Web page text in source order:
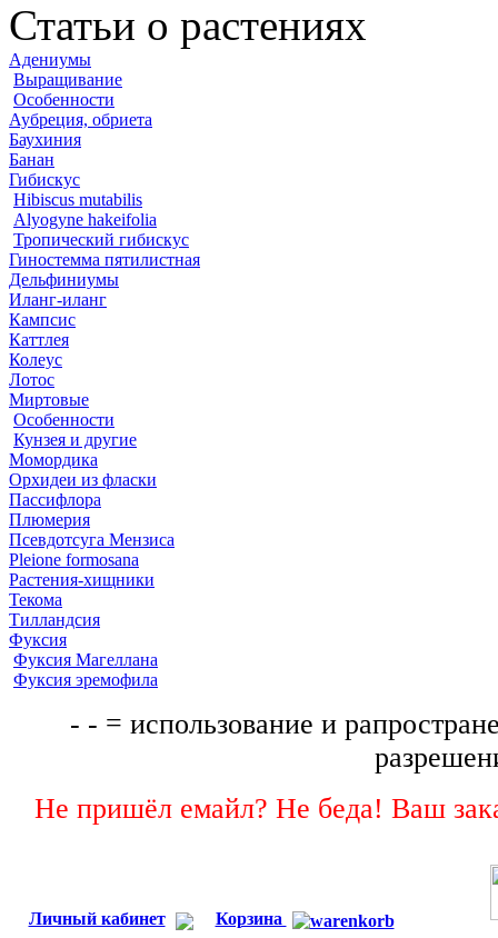
Статьи о растениях
Адениумы
Выращивание
Особенности
Аубреция, обриета
Баухиния
Банан
Гибискус
Hibiscus mutabilis
Alyogyne hakeifolia
Тропический гибискус
Гиностемма пятилистная
Дельфиниумы
Иланг-иланг
Кампсис
Каттлея
Колеус
Лотос
Миртовые
Особенности
Кунзея и другие
Момордика
Орхидеи из фласки
Пассифлора
Плюмерия
Псевдотсуга Мензиса
Pleione formosana
Растения-хищники
Текома
Тилландсия
Фуксия
Фуксия Магеллана
Фуксия эремофила
- - = использование и
Не пришёл емайл? Не беда! Ваш
Личный кабинет Корзина